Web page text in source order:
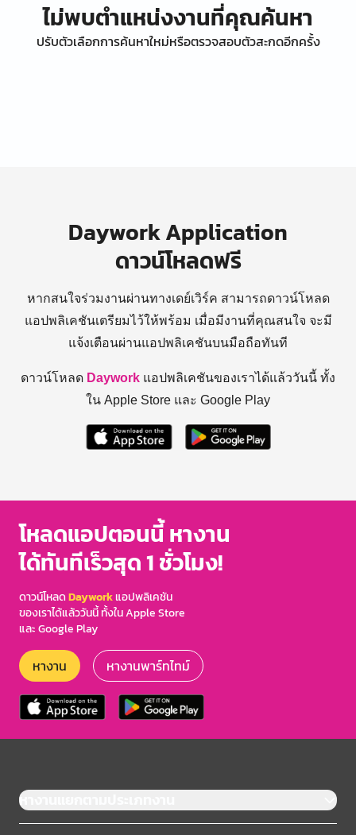
ไม่พบตำแหน่งงานที่คุณค้นหา
ปรับตัวเลือกการค้นหาใหม่หรือตรวจสอบตัวสะกดอีกครั้ง
Daywork Application
ดาวน์โหลดฟรี
หากสนใจร่วมงานผ่านทางเดย์เวิร์ค สามารถดาวน์โหลด
แอปพลิเคชันเตรียมไว้ให้พร้อม เมื่อมีงานที่คุณสนใจ จะมี
แจ้งเตือนผ่านแอปพลิเคชันบนมือถือทันที
ดาวน์โหลด Daywork แอปพลิเคชันของเราได้แล้ววันนี้ ทั้ง
ใน Apple Store และ Google Play
โหลดแอปตอนนี้ หางาน
ได้ทันทีเร็วสุด 1 ชั่วโมง!
ดาวน์โหลดDayworkแอปพลิเคชัน
ของเราได้แล้ววันนี้ ทั้งใน Apple Store
และ Google Play
หางาน หางานพาร์ทไทม์
หางานแยกตามประเภทงาน